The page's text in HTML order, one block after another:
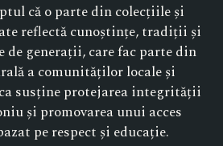
că o parte din colecțiile și
reflectă cunoștințe, tradiții și
generații, care fac parte din
a comunităților locale și
susține protejarea integrității
și promovarea unui acces
pe respect și educație.